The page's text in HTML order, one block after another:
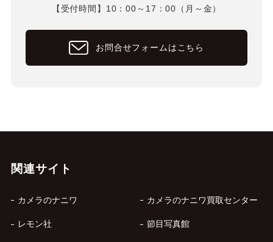
【受付時間】10：00～17：00（月～金）
お問合せフォームはこちら
関連サイト
カメラのナニワ カメラのナニワ買取センター
レモン社 節目写真館